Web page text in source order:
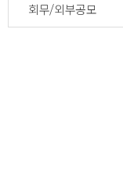
회무/외부공모